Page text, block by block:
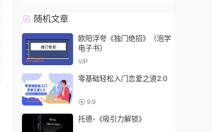
随机文章
欧阳浮夸《独门绝招》（泡学
电子书）
VIP
零基础轻松入门恋爱之道2.0
9.9
托德-《吸引力解锁》